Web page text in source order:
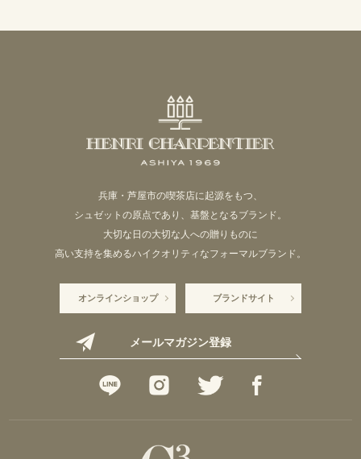
兵庫・芦屋市の喫茶店に起源をもつ、
シュゼットの原点であり、基盤となるブランド。
大切な日の大切な人への贈りものに
高い支持を集めるハイクオリティなフォーマルブランド。
オンラインショップ ブランドサイト
メールマガジン登録